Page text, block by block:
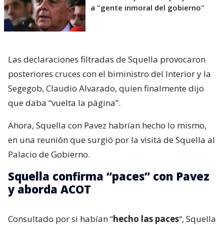
a "gente inmoral del gobierno"
Las declaraciones filtradas de Squella provocaron
posteriores cruces con el biministro del Interior y la
Segegob, Claudio Alvarado, quien finalmente dijo
que daba “vuelta la página”.
Ahora, Squella con Pavez habrían hecho lo mismo,
en una reunión que surgió por la visita de Squella al
Palacio de Gobierno.
Squella confirma “paces” con Pavez
y aborda ACOT
Consultado por si habían “hecho las paces“, Squella